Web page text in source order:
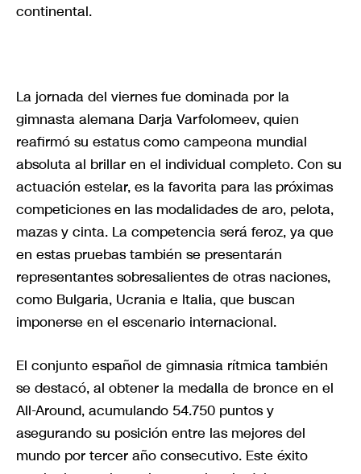
continental.
La jornada del viernes fue dominada por la
gimnasta alemana Darja Varfolomeev, quien
reafirmó su estatus como campeona mundial
absoluta al brillar en el individual completo. Con su
actuación estelar, es la favorita para las próximas
competiciones en las modalidades de aro, pelota,
mazas y cinta. La competencia será feroz, ya que
en estas pruebas también se presentarán
representantes sobresalientes de otras naciones,
como Bulgaria, Ucrania e Italia, que buscan
imponerse en el escenario internacional.
El conjunto español de gimnasia rítmica también
se destacó, al obtener la medalla de bronce en el
All-Around, acumulando 54.750 puntos y
asegurando su posición entre las mejores del
mundo por tercer año consecutivo. Este éxito